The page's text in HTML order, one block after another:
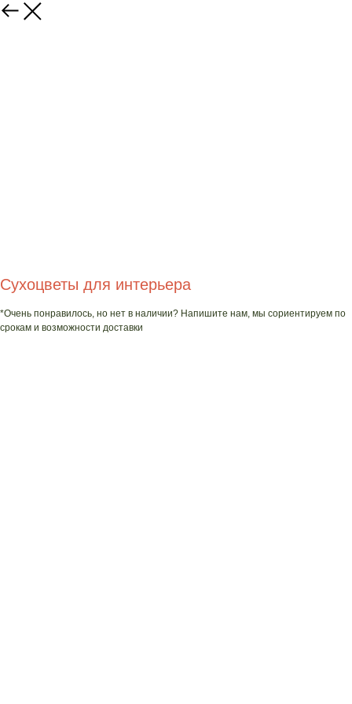
Сухоцветы для интерьера
*Очень понравилось, но нет в наличии? Напишите нам, мы сориентируем по
срокам и возможности доставки